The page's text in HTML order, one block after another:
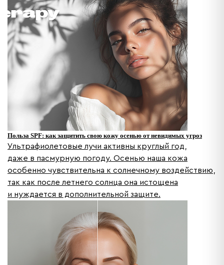
Польза SPF: как защитить свою кожу осенью от невидимых угроз
Ультрафиолетовые лучи активны круглый год,
даже в пасмурную погоду. Осенью наша кожа
особенно чувствительна к солнечному воздействию,
так как после летнего солнца она истощена
и нуждается в дополнительной защите.